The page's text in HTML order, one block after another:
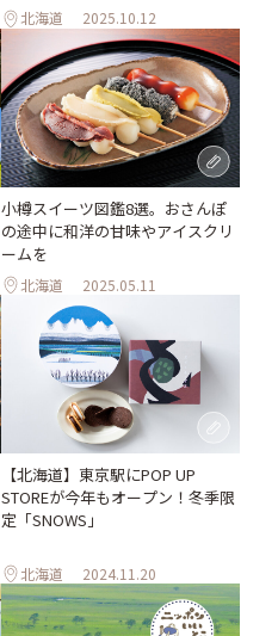
北海道 2025.10.12
小樽スイーツ図鑑8選。おさんぽ
の途中に和洋の甘味やアイスクリ
ームを
北海道 2025.05.11
【北海道】東京駅にPOP UP
STOREが今年もオープン！冬季限
定「SNOWS」
北海道 2024.11.20